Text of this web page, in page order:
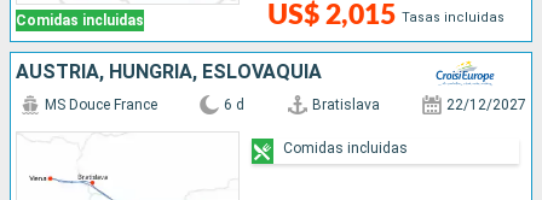
Comidas incluidas US$ 2,015 Tasas incluidas
AUSTRIA, HUNGRÍA, ESLOVAQUIA
MS Douce France 6 d Bratislava 22/12/2027
Comidas incluidas